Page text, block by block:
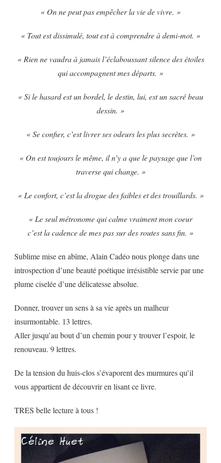
« On ne peut pas empêcher la vie de vivre. »
« Tout est dissimulé, tout est à comprendre à demi-mot. »
« Rien ne vaudra à jamais l’éclaboussant silence des étoiles
qui accompagnent mes départs. »
« Si le hasard est un bordel, le destin, lui, est un sacré beau
dessin. »
« Se confier, c’est livrer ses odeurs les plus secrètes. »
« On est toujours le même, il n’y a que le paysage que l’on
traverse qui change. »
« Le confort, c’est la drogue des faibles et des trouillards. »
« Le seul métronome qui calme vraiment mon coeur
c’est la cadence de mes pas sur des routes sans fin. »
Sublime mise en abîme, Alain Cadéo nous plonge dans une
introspection d’une beauté poétique irrésistible servie par une
plume ciselée d’une délicatesse absolue.
Donner, trouver un sens à sa vie après un malheur
insurmontable. 13 lettres.
Aller jusqu’au bout d’un chemin pour y trouver l’espoir, le
renouveau. 9 lettres.
De la tension du huis-clos s’évaporent des murmures qu’il
vous appartient de découvrir en lisant ce livre.
TRES belle lecture à tous !